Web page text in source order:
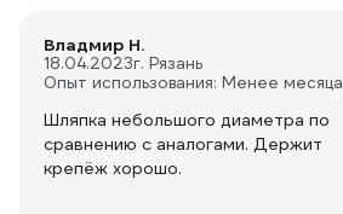
Владмир Н.
18.04.2023г. Рязань
Опыт использования: Менее месяца
Шляпка небольшого диаметра по
сравнению с аналогами. Держит
крепёж хорошо.